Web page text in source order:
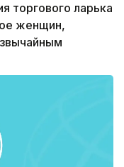
торгового ларька
женщин,